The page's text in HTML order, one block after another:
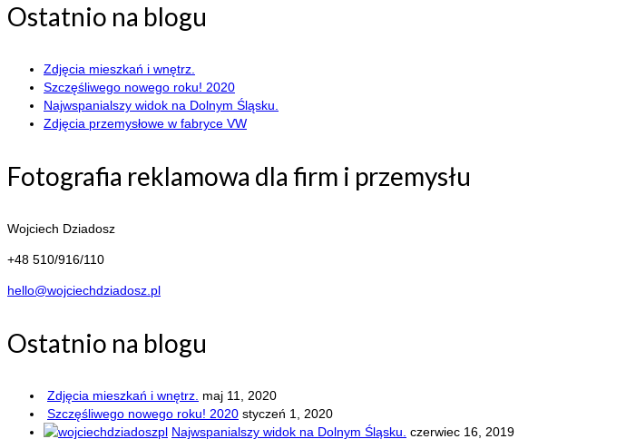
Ostatnio na blogu
Zdjęcia mieszkań i wnętrz.
Szczęśliwego nowego roku! 2020
Najwspanialszy widok na Dolnym Śląsku.
Zdjęcia przemysłowe w fabryce VW
Fotografia reklamowa dla firm i przemysłu
Wojciech Dziadosz
+48 510/916/110
hello@wojciechdziadosz.pl
Ostatnio na blogu
Zdjęcia mieszkań i wnętrz. maj 11, 2020
Szczęśliwego nowego roku! 2020 styczeń 1, 2020
Najwspanialszy widok na Dolnym Śląsku. czerwiec 16, 2019